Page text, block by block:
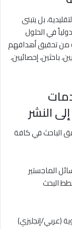
بل يتبنى
في الحلول
من تحقيق أهدافهم
باحثين، إحصائيين،
النشر
الباحث في كافة
الماجستير
البحث
(عربي/إنجليزي)